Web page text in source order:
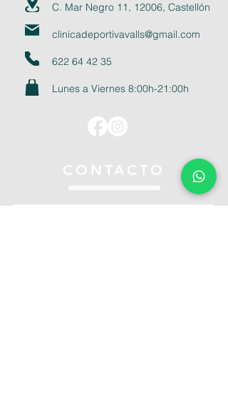
C. Mar Negro 11, 12006, Castellón
clinicadeportivavalls@gmail.com
622 64 42 35
Lunes a Viernes 8:00h-21:00h
CONTACTO